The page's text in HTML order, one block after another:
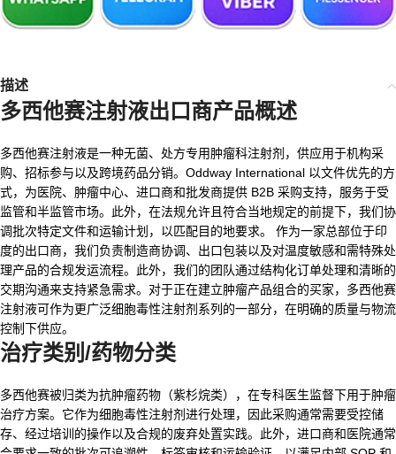
描述
多西他赛注射液出口商产品概述
多西他赛注射液是一种无菌、处方专用肿瘤科注射剂，供应用于机构采
购、招标参与以及跨境药品分销。Oddway International 以文件优先的方
式，为医院、肿瘤中心、进口商和批发商提供 B2B 采购支持，服务于受
监管和半监管市场。此外，在法规允许且符合当地规定的前提下，我们协
调批次特定文件和运输计划，以匹配目的地要求。 作为一家总部位于印
度的出口商，我们负责制造商协调、出口包装以及对温度敏感和需特殊处
理产品的合规发运流程。此外，我们的团队通过结构化订单处理和清晰的
交期沟通来支持紧急需求。对于正在建立肿瘤产品组合的买家，多西他赛
注射液可作为更广泛细胞毒性注射剂系列的一部分，在明确的质量与物流
控制下供应。
治疗类别/药物分类
多西他赛被归类为抗肿瘤药物（紫杉烷类），在专科医生监督下用于肿瘤
治疗方案。它作为细胞毒性注射剂进行处理，因此采购通常需要受控储
存、经过培训的操作以及合规的废弃处置实践。此外，进口商和医院通常